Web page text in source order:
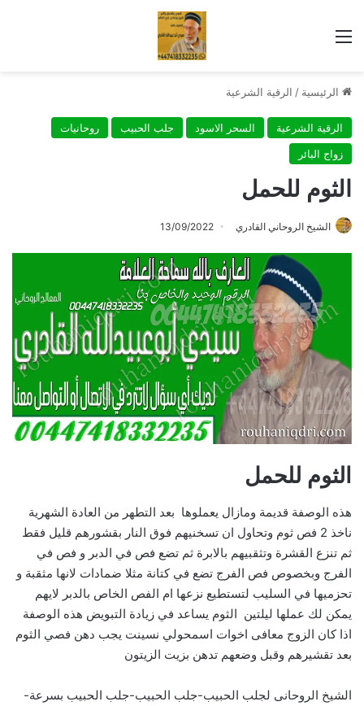
القائمة
الرئيسية / الرقية الشرعية
الرقية الشرعية السحر الاسود جلب الحبيب
روحانيات
زواج البائر
الثوم للحمل
الشيخ الروحاني القادري 13/09/2022
الثوم للحمل
هذه الوصفة قديمة ومازال يعملوها بعد التطهر من العادة الشهرية
ناخذ 2 فص ثوم وتحاول ان تسخنيهم فوق النار بقشورهم قليل فقط
ثم تنزع القشرة وتثقبيهم بالابرة ثم تضع فص في الدبر و فص في
الفرج وبخصوص فص الفرج تضع في كتانة مثلا ضمادات لانها مثقبة و
تحزميها في السليب لتستطيع نزعها ام الفص الخاص بالدبر لايهم
يمكن لك عملها ليلتين الثوم يساعد في زيادة التبويض هذه الوصفة
اذا كان الزوج معافى اخوات اسمحولي نسينت يجب دهن فصي الثوم
بعد تقشيرهم وقبل وضعهم تدهن بزيت الزيتون
الشيخ الروحانى لجلب الحبيب-جلب الحبيب-جلب الحبيب بسرعة-